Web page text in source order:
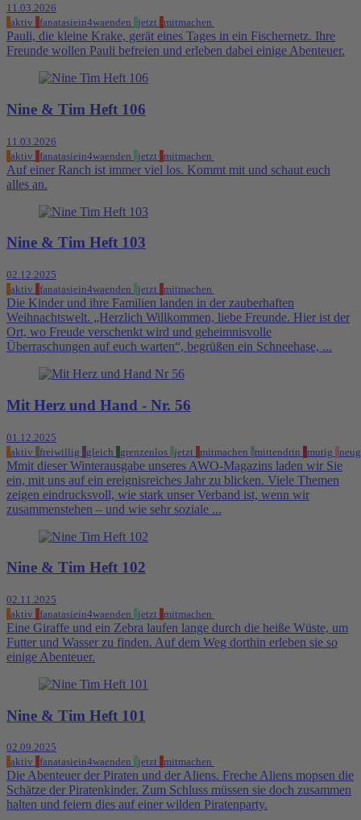
11.03.2026
aktiv
fanatasiein4waenden jetzt mitmachen
Pauli, die kleine Krake, gerät eines Tages in ein Fischernetz. Ihre
Freunde wollen Pauli befreien und erleben dabei einige Abenteuer.
Nine & Tim Heft 106
11.03.2026
aktiv
fanatasiein4waenden jetzt mitmachen
Auf einer Ranch ist immer viel los. Kommt mit und schaut euch
alles an.
Nine & Tim Heft 103
02.12.2025
aktiv
fanatasiein4waenden jetzt mitmachen
Die Kinder und ihre Familien landen in der zauberhaften
Weihnachtswelt. „Herzlich Willkommen, liebe Freunde. Hier ist der
Ort, wo Freude verschenkt wird und geheimnisvolle
Überraschungen auf euch warten“, begrüßen ein Schneehase, ...
Mit Herz und Hand - Nr. 56
01.12.2025
aktiv
freiwillig gleich grenzenlos jetzt mitmachen mittendrin mutig
Mmit dieser Winterausgabe unseres AWO-Magazins laden wir Sie
ein, mit uns auf ein ereignisreiches Jahr zu blicken. Viele Themen
zeigen eindrucksvoll, wie stark unser Verband ist, wenn wir
zusammenstehen – und wie sehr soziale ...
Nine & Tim Heft 102
02.11.2025
aktiv
fanatasiein4waenden jetzt mitmachen
Eine Giraffe und ein Zebra laufen lange durch die heiße Wüste, um
Futter und Wasser zu finden. Auf dem Weg dorthin erleben sie so
einige Abenteuer.
Nine & Tim Heft 101
02.09.2025
aktiv
fanatasiein4waenden jetzt mitmachen
Die Abenteuer der Piraten und der Aliens. Freche Aliens mopsen die
Schätze der Piratenkinder. Zum Schluss müssen sie doch zusammen
halten und feiern dies auf einer wilden Piratenparty.